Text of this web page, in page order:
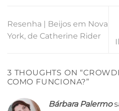
Resenha | Beijos em Nova
York, de Catherine Rider
3 THOUGHTS ON “
COMO FUNCIONA?”
Bárbara Palermo